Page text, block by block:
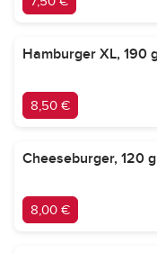
Hamburger XL, 190
8,50 €
Cheeseburger, 120 g
8,00 €